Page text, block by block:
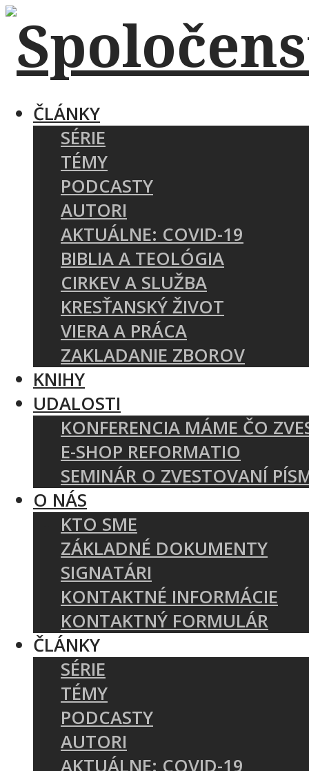
ČLÁNKY
SÉRIE
TÉMY
PODCASTY
AUTORI
AKTUÁLNE: COVID-19
BIBLIA A TEOLÓGIA
CIRKEV A SLUŽBA
KRESŤANSKÝ ŽIVOT
VIERA A PRÁCA
ZAKLADANIE ZBOROV
KNIHY
UDALOSTI
KONFERENCIA MÁME ČO
E-SHOP REFORMATIO
SEMINÁR O ZVESTOVANÍ
O NÁS
KTO SME
ZÁKLADNÉ DOKUMENTY
SIGNATÁRI
KONTAKTNÉ INFORMÁCIE
KONTAKTNÝ FORMULÁR
ČLÁNKY
SÉRIE
TÉMY
PODCASTY
AUTORI
AKTUÁLNE: COVID-19